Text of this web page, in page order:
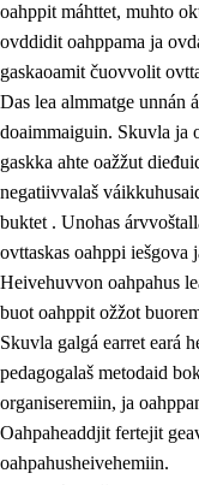
oahppit máhttet, muhto
ovddidit oahppama ja
gaskaoamit čuovvolit
Das lea almmatge unnán
doaimmaiguin. Skuvla ja
gaskka ahte oažžut
negatiivvalaš
buktet . Unohas
ovttaskas oahppi iešgova
Heivehuvvon oahpahus
buot oahppit ožžot
Skuvla galgá earret eará
pedagogalaš metodaid
organiseremiin, ja
Oahpaheaddjit fertejit
oahpahusheivehemiin.